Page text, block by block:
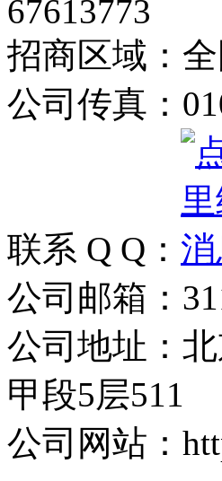
67613773
招商区域：全
公司传真：
联系 Q Q：
公司邮箱：
公司地址：
甲段5层511
公司网站：